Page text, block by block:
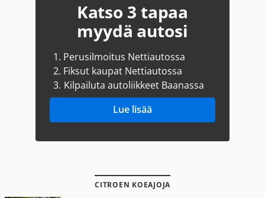
Katso 3 tapaa
myydä autosi
1. Perusilmoitus Nettiautossa
2. Fiksut kaupat Nettiautossa
3. Kilpailuta autoliikkeet Baanassa
Lue lisää
CITROEN KOEAJOJA